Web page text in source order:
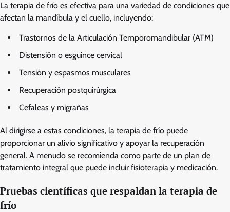
La terapia de frío es efectiva para una variedad de condiciones que
afectan la mandíbula y el cuello, incluyendo:
Trastornos de la Articulación Temporomandibular (ATM)
Distensión o esguince cervical
Tensión y espasmos musculares
Recuperación postquirúrgica
Cefaleas y migrañas
Al dirigirse a estas condiciones, la terapia de frío puede
proporcionar un alivio significativo y apoyar la recuperación
general. A menudo se recomienda como parte de un plan de
tratamiento integral que puede incluir fisioterapia y medicación.
Pruebas científicas que respaldan la terapia de
frío